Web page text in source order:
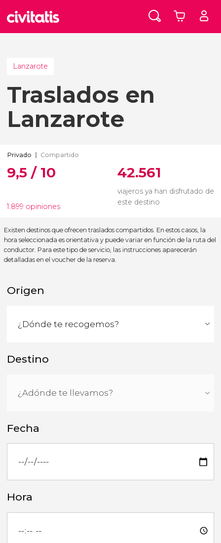
Lanzarote
Traslados en
Lanzarote
Privado Compartido
9,5 / 10
1.899 opiniones
42.561
viajeros ya han disfrutado de
este destino
Existen destinos que ofrecen traslados compartidos. En estos casos, la
hora seleccionada es orientativa y puede variar en función de la ruta del
conductor. Para este tipo de servicio, las instrucciones aparecerán
detalladas en el voucher de la reserva.
Origen
Destino
Fecha
Hora